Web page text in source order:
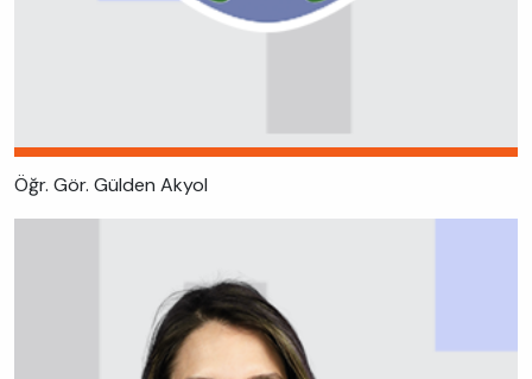
Öğr. Gör. Gülden Akyol